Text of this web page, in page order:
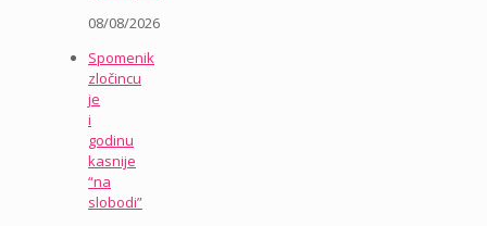
08/08/2026
Spomenik
zločincu
je
i
godinu
kasnije
“na
slobodi”